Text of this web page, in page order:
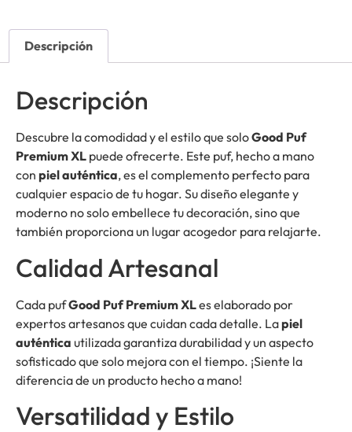
Descripción
Descripción
Descubre la comodidad y el estilo que soloGood Puf
Premium XL puede ofrecerte. Este puf, hecho a mano
con piel auténtica, es el complemento perfecto para
cualquier espacio de tu hogar. Su diseño elegante y
moderno no solo embellece tu decoración, sino que
también proporciona un lugar acogedor para relajarte.
Calidad Artesanal
Cada pufGood Puf Premium XLes elaborado por
expertos artesanos que cuidan cada detalle. Lapiel
auténtica utilizada garantiza durabilidad y un aspecto
sofisticado que solo mejora con el tiempo. ¡Siente la
diferencia de un producto hecho a mano!
Versatilidad y Estilo